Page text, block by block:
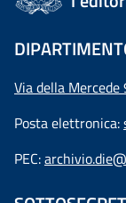
Via della
Posta elettronica:
PEC: